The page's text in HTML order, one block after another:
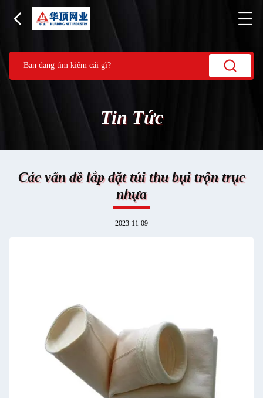
Tin Tức
Các vấn đề lắp đặt túi thu bụi trộn trục
nhựa
2023-11-09